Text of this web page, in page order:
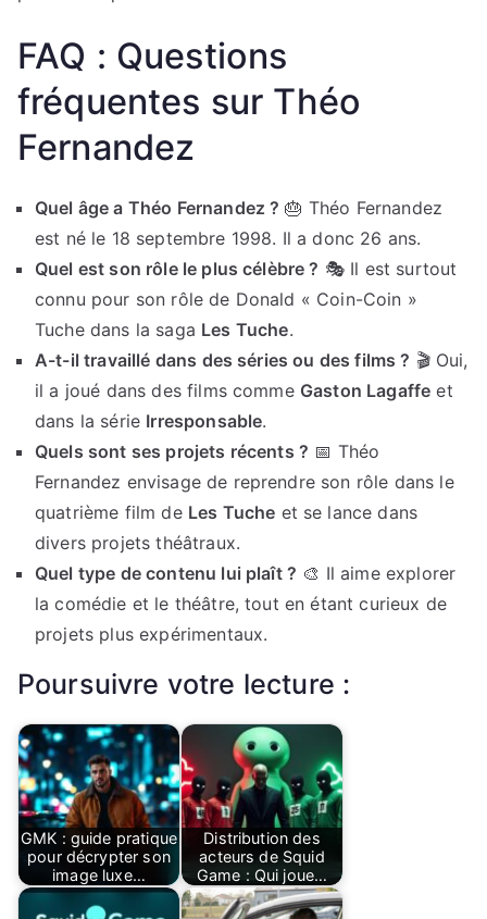
FAQ : Questions
fréquentes sur Théo
Fernandez
Quel âge a Théo Fernandez ? 🎂 Théo Fernandez
est né le 18 septembre 1998. Il a donc 26 ans.
Quel est son rôle le plus célèbre ? 🎭 Il est surtout
connu pour son rôle de Donald « Coin-Coin »
Tuche dans la saga Les Tuche.
A-t-il travaillé dans des séries ou des films ? 🎬 Oui,
il a joué dans des films comme Gaston Lagaffe et
dans la série Irresponsable.
Quels sont ses projets récents ? 📅 Théo
Fernandez envisage de reprendre son rôle dans le
quatrième film de Les Tuche et se lance dans
divers projets théâtraux.
Quel type de contenu lui plaît ? 🎨 Il aime explorer
la comédie et le théâtre, tout en étant curieux de
projets plus expérimentaux.
Poursuivre votre lecture :
GMK : guide pratique
pour décrypter son
image luxe…
Distribution des
acteurs de Squid
Game : Qui joue…